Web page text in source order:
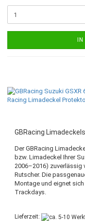
GBRacing
Der GBRacing
bzw. Limadeckel Ihrer
2006–2016) zuverlässig
Rutscher. Die
Montage und eignet
Trackdays.
Lieferzeit: